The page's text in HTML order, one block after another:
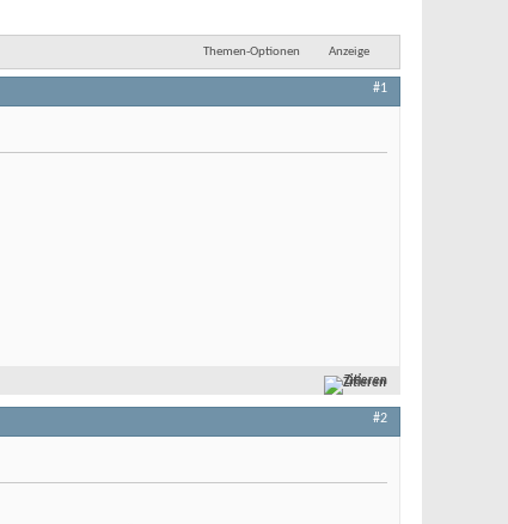
Themen-Optionen Anzeige
#1
Zitieren
#2